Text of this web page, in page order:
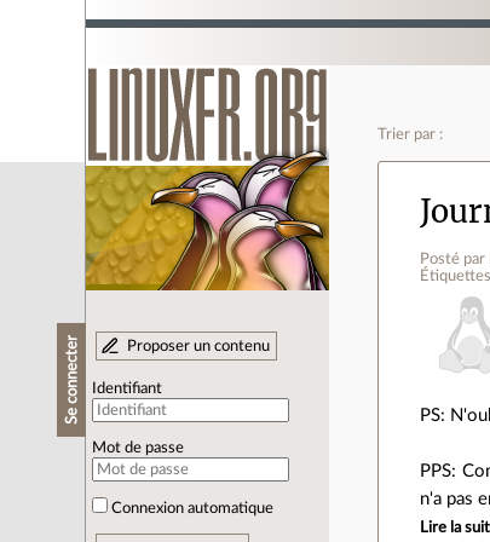
Se connecter Proposer un contenu
Identifiant
Mot de passe
Connexion automatique
Trier par :
Posté par
PS:
PPS:
n'a pas
Lire la